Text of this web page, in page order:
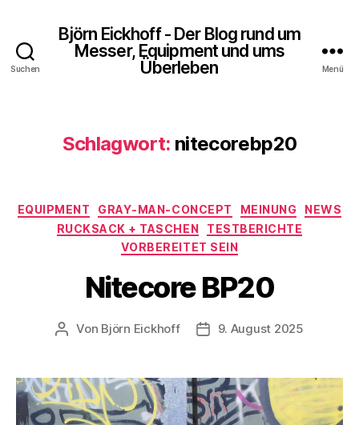
Suchen
Björn Eickhoff - Der Blog rund um
Messer, Equipment und ums
Überleben
Menü
Schlagwort: nitecorebp20
Kategorien
EQUIPMENT GRAY-MAN-CONCEPT MEINUNG
NEWS
RUCKSACK + TASCHEN
TESTBERICHTE
VORBEREITET SEIN
Nitecore BP20
Beitragsautor
Von Björn Eickhoff Veröffentlichungsdatum
9. August 2025